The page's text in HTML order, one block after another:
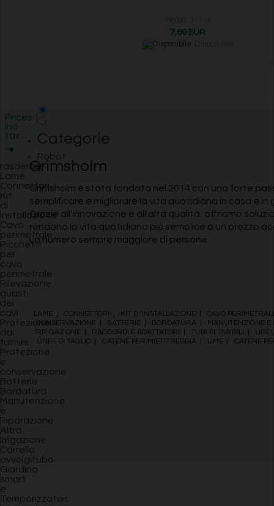
7,69 EUR
Grimsholm
Grimsholm è stata fondata nel 2014 con una forte
semplificare e migliorare la vita quotidiana in casa e in
Grazie all'innovazione e all'alta qualità, offriamo
rendono la vita quotidiana più semplice a un prezzo
un numero sempre maggiore di persone.
LAME CONNETTORI KIT DI INSTALLAZIONE
CAVO
CONSERVAZIONE
BATTERIE BORDATURA
MANUTENZIONE E
IRRIGAZIONE
RACCORDI E ADATTATORI TUBI FLESSIBILI
LINEE DI TAGLIO
CATENE PER MIETITREBBIA LIME CATENE
Prices
inc
tax
Categorie
Robot
rasaerba
Lame
Connettori
Kit
di
installazione
Cavo
perimetrale
Picchetti
per
cavo
perimetrale
Rilevazione
guasti
dei
cavi
Protezione
dai
fulmini
Protezione
e
conservazione
Batterie
Bordatura
Manutenzione
e
Riparazione
Altro
Irrigazione
Carrello
avvolgitubo
Giardino
smart
e
Temporizzatori